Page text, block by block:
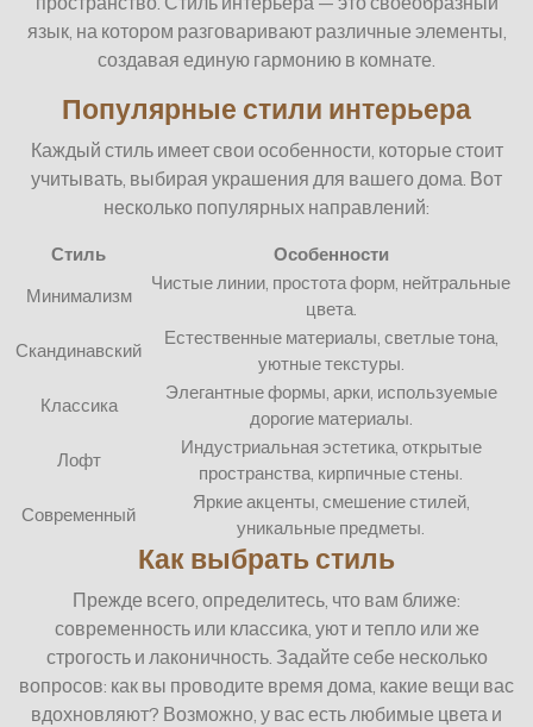
язык, на котором разговаривают различные элементы,
создавая единую гармонию в комнате.
Популярные стили интерьера
Каждый стиль имеет свои особенности, которые стоит
учитывать, выбирая украшения для вашего дома. Вот
несколько популярных направлений:
Стиль
Особенности
Минимализм
Чистые линии, простота форм, нейтральные
цвета.
Скандинавский
Естественные материалы, светлые тона,
уютные текстуры.
Классика
Элегантные формы, арки, используемые
дорогие материалы.
Лофт
Индустриальная эстетика, открытые
пространства, кирпичные стены.
Современный
Яркие акценты, смешение стилей,
уникальные предметы.
Как выбрать стиль
Прежде всего, определитесь, что вам ближе:
современность или классика, уют и тепло или же
строгость и лаконичность. Задайте себе несколько
вопросов: как вы проводите время дома, какие вещи вас
вдохновляют? Возможно, у вас есть любимые цвета и